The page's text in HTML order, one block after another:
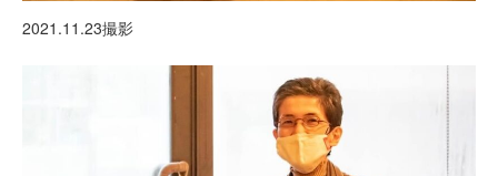
2021.11.23撮影